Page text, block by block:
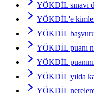
YÖKDİL sınavı
YÖKDİL'e
YÖKDİL
YÖKDİL puanı
YÖKDİL
YÖKDİL yılda
YÖKDİL